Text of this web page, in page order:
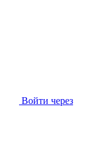
Войти через